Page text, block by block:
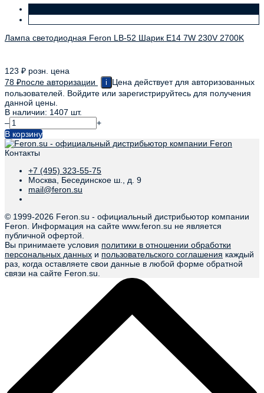
Лампа светодиодная Feron LB-52 Шарик E14 7W 230V 2700K
123 ₽ розн. цена
78 ₽после авторизации i
Цена действует для авторизованных
пользователей. Войдите или зарегистрируйтесь для получения
данной цены.
В наличии: 1407 шт.
–
+
В корзину
Контакты
+7 (495) 323-55-75
Москва, Бесединское ш., д. 9
mail@feron.su
© 1999-2026 Feron.su - официальный дистрибьютор компании
Feron. Информация на сайте www.feron.su не является
публичной офертой.
Вы принимаете условия политики в отношении обработки
персональных данных и пользовательского соглашения каждый
раз, когда оставляете свои данные в любой форме обратной
связи на сайте Feron.su.